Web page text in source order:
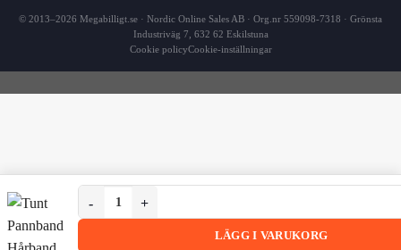
© 2013–2026 Megabilligt.se · Nordic Online Sales AB · Org.nr 559098-7318 · Grönsta
Industriväg 7, 632 62 Eskilstuna
Cookie policyCookie-inställningar
Tunt Pannband Hårband för Sport Träning Yoga Röd
Tunt Pannband Hårband för Sport Träning Yoga Röd
LÄGG I VARUKORG